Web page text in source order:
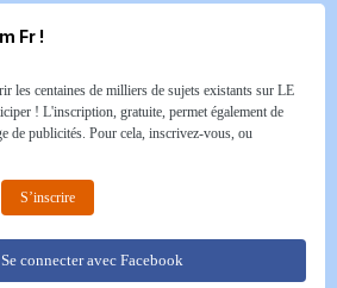
Fr !
les centaines de milliers de sujets existants sur LE
! L'inscription, gratuite, permet également de
de publicités. Pour cela, inscrivez-vous, ou
S’inscrire
Se connecter avec Facebook